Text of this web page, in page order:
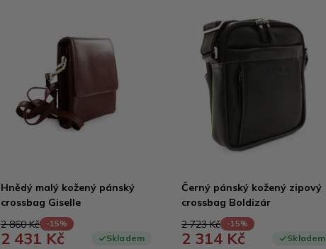
Hnědý malý kožený pánský
crossbag Giselle
2 860 Kč
-15%
2 431 Kč Skladem
Černý pánský kožený zipový
crossbag Boldizár
2 723 Kč
-15%
2 314 Kč Skladem